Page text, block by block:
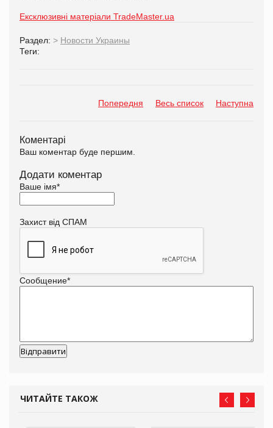
Ексклюзивні матеріали TradeMaster.ua
Раздел: > Новости Украины
Теги:
Попередня Весь список Наступна
Коментарі
Ваш коментар буде першим.
Додати коментар
Ваше імя*
Захист від СПАМ
Сообщение*
ЧИТАЙТЕ ТАКОЖ